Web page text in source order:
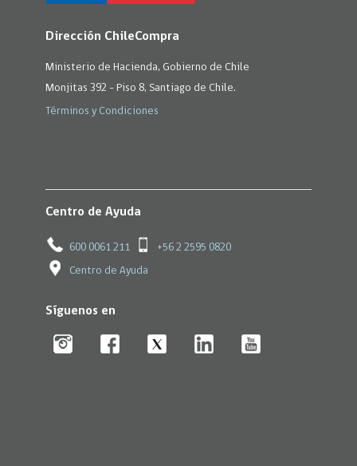
Dirección ChileCompra
Ministerio de Hacienda, Gobierno de Chile
Monjitas 392 - Piso 8, Santiago de Chile.
Términos y Condiciones
Centro de Ayuda
600 0061 211 +56 2 2595 0820
Centro de Ayuda
Síguenos en